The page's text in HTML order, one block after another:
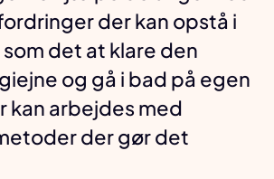
der kan opstå i
det at klare den
og gå i bad på egen
kan arbejdes med
der gør det